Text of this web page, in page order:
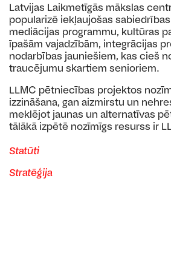
Latvijas Laikmetīgās mākslas
popularizē iekļaujošas
mediācijas programmu, kultūras
īpašām vajadzībām, integrācijas
nodarbības jauniešiem, kas cieš
traucējumu skartiem senioriem.
LLMC pētniecības projektos
izzināšana, gan aizmirstu un
meklējot jaunas un alternatīvas
tālākā izpētē nozīmīgs resurss ir
Statūti
Stratēģija